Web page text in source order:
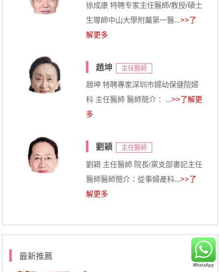
徐成康 特聘专家主任醫師/教授/碩士
生導師中山大學附屬第一醫...>>了
解更多
趙坤 主任醫師
趙坤 特聘專家深圳市婦幼保健院婦
科 主任醫師 醫師簡介： ...>>了解更
多
劉穎 主任醫師
劉穎 主任醫師 院長/黨支部書記主任
醫師醫師簡介：從事婦產科...>>了
解更多
最新推薦